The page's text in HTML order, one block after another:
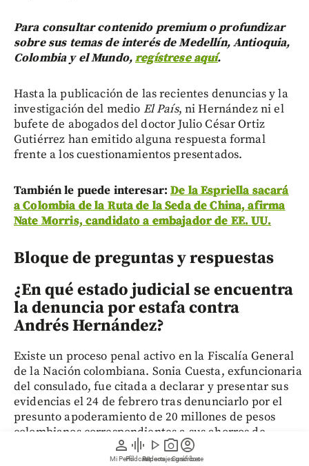
person
Mi Perfil
graphic_eq
Pódcast
play_arrow
Videos
photo_camera
Reportajes gráficos
account_circle
Suscríbete
Para consultar contenido premium o profundizar
sobre sus temas de interés de Medellín, Antioquia,
Colombia y el Mundo,regístrese aquí.
Hasta la publicación de las recientes denuncias y la
investigación del medio El País, ni Hernández ni el
bufete de abogados del doctor Julio César Ortiz
Gutiérrez han emitido alguna respuesta formal
frente a los cuestionamientos presentados.
También le puede interesar:De la Espriella sacará
a Colombia de la Ruta de la Seda de China, afirma
Nate Morris, candidato a embajador de EE. UU.
Bloque de preguntas y respuestas
¿En qué estado judicial se encuentra
la denuncia por estafa contra
Andrés Hernández?
Existe un proceso penal activo en la Fiscalía General
de la Nación colombiana. Sonia Cuesta, exfuncionaria
del consulado, fue citada a declarar y presentar sus
evidencias el 24 de febrero tras denunciarlo por el
presunto apoderamiento de 20 millones de pesos
colombianos correspondientes a sus ahorros de